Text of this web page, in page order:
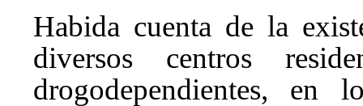
Habida cuenta de la
diversos centros
drogodependientes, en